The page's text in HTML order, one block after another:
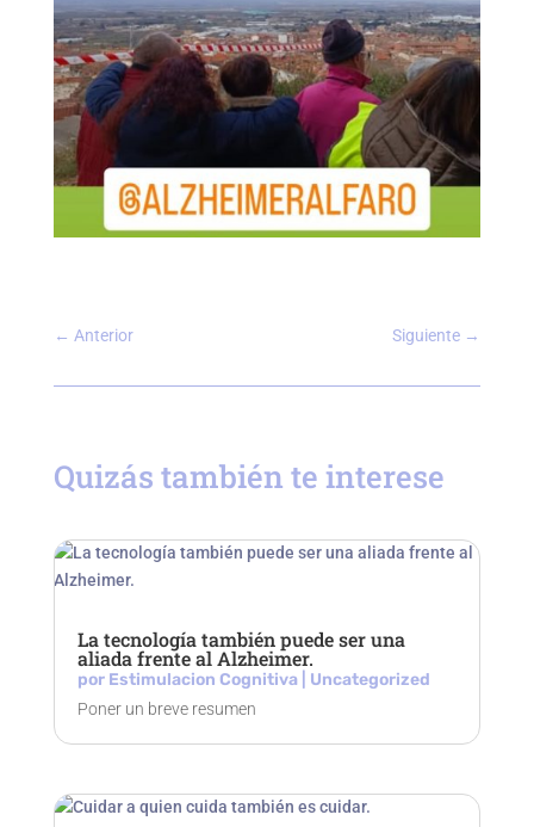
← Anterior Siguiente →
Quizás también te interese
La tecnología también puede ser una
aliada frente al Alzheimer.
por Estimulacion Cognitiva| Uncategorized
Poner un breve resumen